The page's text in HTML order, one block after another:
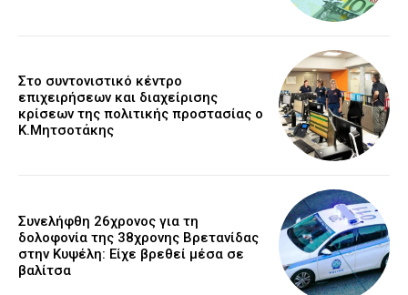
Στο συντονιστικό κέντρο
επιχειρήσεων και διαχείρισης
κρίσεων της πολιτικής προστασίας ο
Κ.Μητσοτάκης
Συνελήφθη 26χρονος για τη
δολοφονία της 38χρονης Βρετανίδας
στην Κυψέλη: Είχε βρεθεί μέσα σε
βαλίτσα